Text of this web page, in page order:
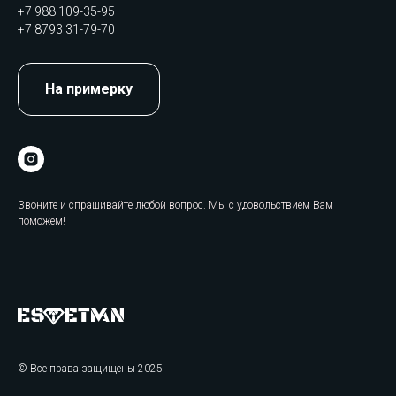
+7 988 109-35-95
+7 8793 31-79-70
На примерку
Звоните и спрашивайте любой вопрос. Мы с удовольствием Вам
поможем!
© Все права защищены 2025